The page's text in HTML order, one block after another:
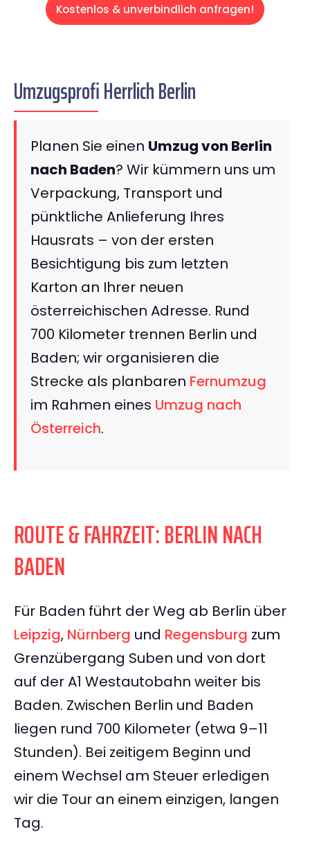
Kostenlos & unverbindlich anfragen!
Umzugsprofi Herrlich Berlin
Planen Sie einen Umzug von Berlin
nach Baden? Wir kümmern uns um
Verpackung, Transport und
pünktliche Anlieferung Ihres
Hausrats – von der ersten
Besichtigung bis zum letzten
Karton an Ihrer neuen
österreichischen Adresse. Rund
700 Kilometer trennen Berlin und
Baden; wir organisieren die
Strecke als planbaren Fernumzug
im Rahmen eines Umzug nach
Österreich.
ROUTE & FAHRZEIT: BERLIN NACH
BADEN
Für Baden führt der Weg ab Berlin über
Leipzig, Nürnberg und Regensburg zum
Grenzübergang Suben und von dort
auf der A1 Westautobahn weiter bis
Baden. Zwischen Berlin und Baden
liegen rund 700 Kilometer (etwa 9–11
Stunden). Bei zeitigem Beginn und
einem Wechsel am Steuer erledigen
wir die Tour an einem einzigen, langen
Tag.